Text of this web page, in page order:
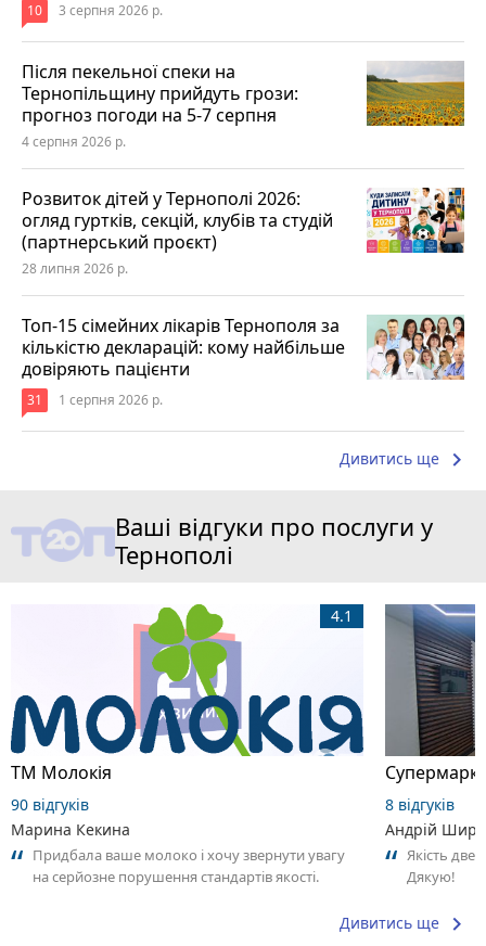
10 3 серпня 2026 р.
Після пекельної спеки на
Тернопільщину прийдуть грози:
прогноз погоди на 5-7 серпня
4 серпня 2026 р.
Розвиток дітей у Тернополі 2026:
огляд гуртків, секцій, клубів та студій
(партнерський проєкт)
28 липня 2026 р.
Топ-15 сімейних лікарів Тернополя за
кількістю декларацій: кому найбільше
довіряють пацієнти
31 1 серпня 2026 р.
Дивитись ще keyboard_arrow_right
Ваші відгуки про послуги у
Тернополі
ТМ Молокія
4.1
90 відгуків
Марина Кекина
Придбала ваше молоко і хочу звернути увагу
на серйозне порушення стандартів якості.
8 відгуків
Андрій
Якість
Дякую!
Дивитись ще keyboard_arrow_right